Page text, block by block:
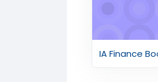
IA Finance